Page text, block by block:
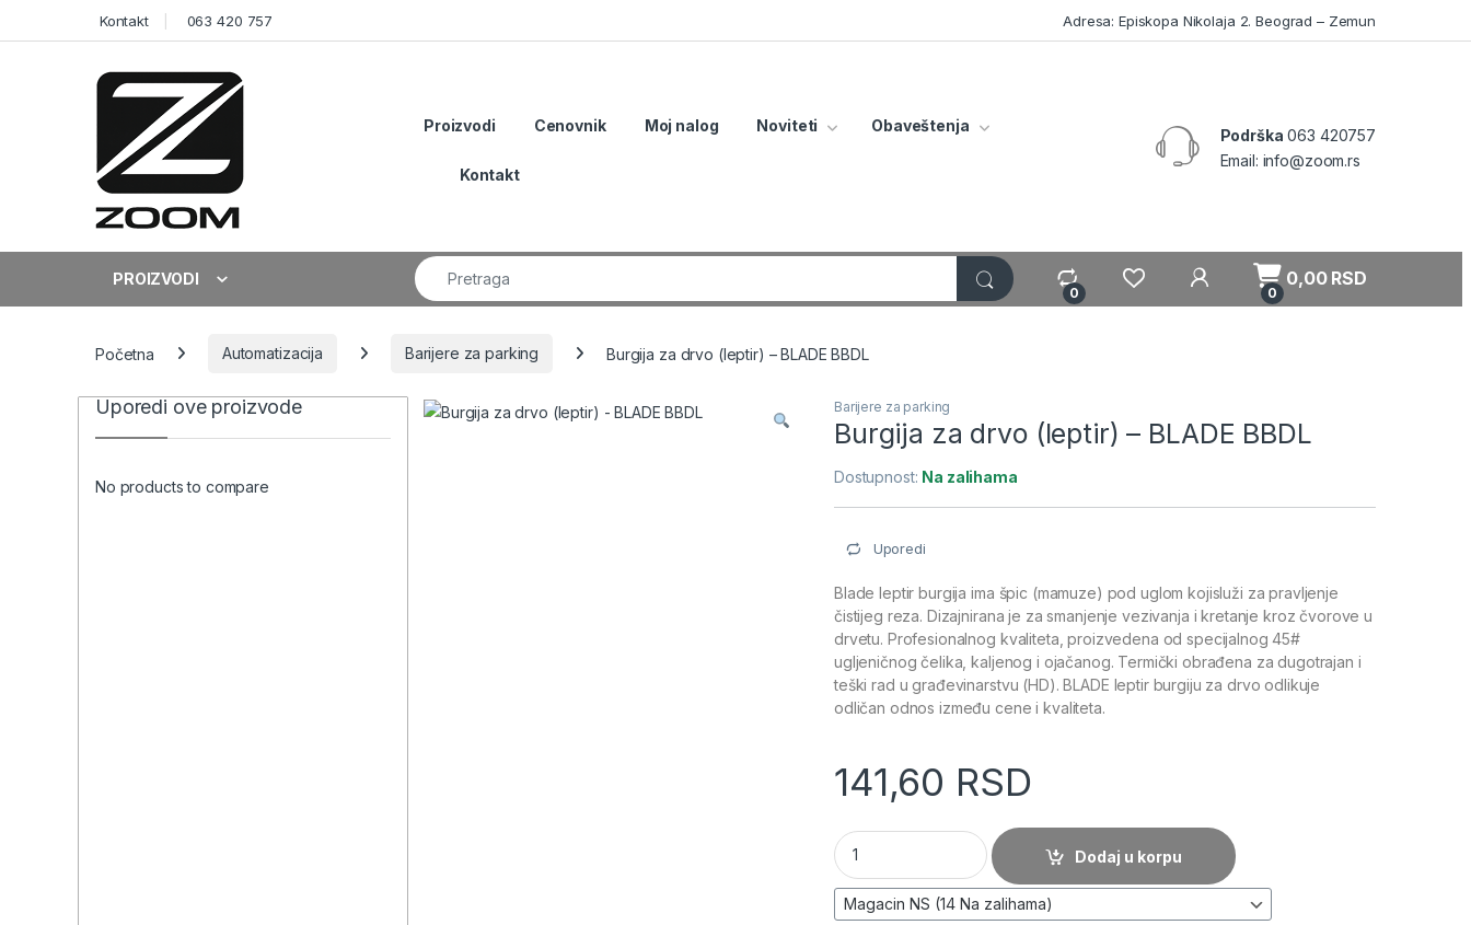
Kontakt 063 420 757 Adresa: Episkopa Nikolaja 2. Beograd – Zemun
Proizvodi Cenovnik Moj nalog Noviteti Obaveštenja
Kontakt
Podrška 063 420757
Email: info@zoom.rs
PROIZVODI
Search for:
0
My Account
0
0,00RSD
Početna Automatizacija Barijere za parking Burgija za drvo (leptir) – BLADE BBDL
Barijere za parking
Burgija za drvo (leptir) – BLADE BBDL
Dostupnost: Na zalihama
Uporedi
Blade leptir burgija ima špic (mamuze) pod uglom kojisluži za pravljenje
čistijeg reza. Dizajnirana je za smanjenje vezivanja i kretanje kroz čvorove u
drvetu. Profesionalnog kvaliteta, proizvedena od specijalnog 45#
ugljeničnog čelika, kaljenog i ojačanog. Termički obrađena za dugotrajan i
teški rad u građevinarstvu (HD). BLADE leptir burgiju za drvo odlikuje
odličan odnos između cene i kvaliteta.
141,60 RSD
Burgija za drvo (leptir) - BLADE BBDL količina
Dodaj u korpu
Uporedi ove proizvode
No products to compare